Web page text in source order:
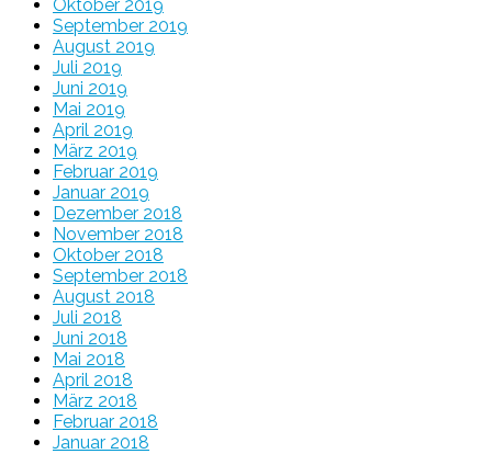
Oktober 2019
September 2019
August 2019
Juli 2019
Juni 2019
Mai 2019
April 2019
März 2019
Februar 2019
Januar 2019
Dezember 2018
November 2018
Oktober 2018
September 2018
August 2018
Juli 2018
Juni 2018
Mai 2018
April 2018
März 2018
Februar 2018
Januar 2018